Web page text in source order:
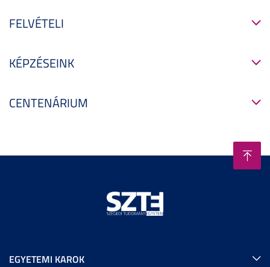
FELVÉTELI
KÉPZÉSEINK
CENTENÁRIUM
EGYETEMI KAROK